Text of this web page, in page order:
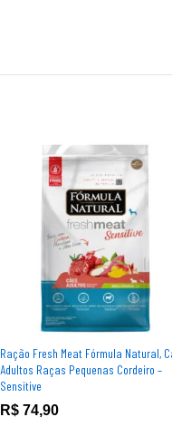
Ração Fresh Meat Fórmula Natural,
Adultos Raças Pequenas Cordeiro –
Sensitive
R$ 74,90